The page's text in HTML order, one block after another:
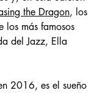
the Dragon, los
los más famosos
del Jazz, Ella
2016, es el sueño